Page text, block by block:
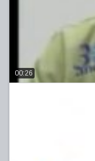
00:26